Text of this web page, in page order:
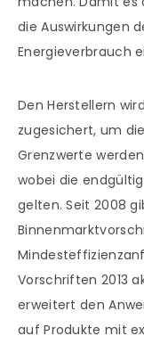
die Auswirkungen
Energieverbrauch
Den Herstellern
zugesichert, um
Grenzwerte
wobei die
gelten. Seit 2008
Vorschriften 2013
erweitert den
auf Produkte mit